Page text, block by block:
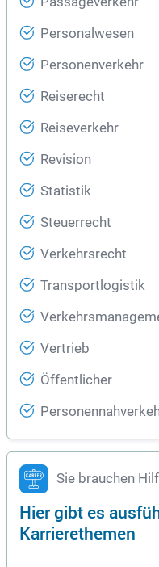
Personalwesen
Personenverkehr
Reiserecht
Reiseverkehr
Revision
Statistik
Steuerrecht
Verkehrsrecht
Transportlogistik
Vertrieb
Öffentlicher
Sie brauchen
Hier gibt es
Karrierethemen